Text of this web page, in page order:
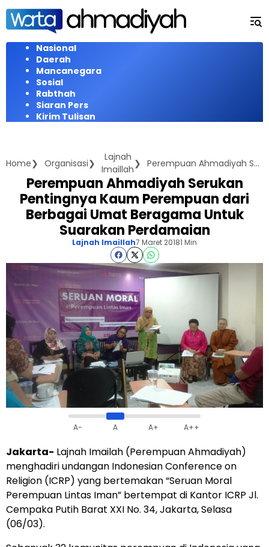
Langsung
konten
Nasional
Daerah
Mancanegara
Sosial
Rabthah
Siaran Pers
Kirim Tulisan
Home Organisasi
Lajnah
Imaillah
Perempuan Ahmadiyah Serukan Pentingnya Kaum Perempuan dari Berbagai Umat Beragama Untuk Suarakan Perdamaian
Perempuan Ahmadiyah Serukan
Pentingnya Kaum Perempuan dari
Berbagai Umat Beragama Untuk
Suarakan Perdamaian
Lajnah Imaillah7 Maret 20181 Min
A- A A+ A++
Jakarta- Lajnah Imailah (Perempuan Ahmadiyah)
menghadiri undangan Indonesian Conference on
Religion (ICRP) yang bertemakan “Seruan Moral
Perempuan Lintas Iman” bertempat di Kantor ICRP Jl.
Cempaka Putih Barat XXI No. 34, Jakarta, Selasa
(06/03).